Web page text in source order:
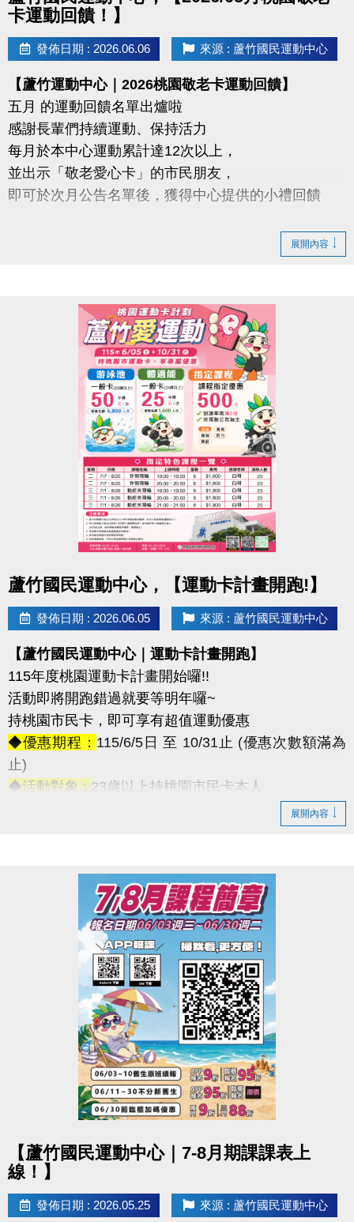
#KiiiKiii－I Do Me（或依實際課程曲目調整）
◆注意事項
1.請穿著運動服裝及乾淨運動鞋，並攜帶水壺、毛
巾。
2.因個人因素無法參與者，恕不退費。
3.欲轉班者請至櫃檯辦理，每人限辦理乙次。
4.場館內禁止飲食（飲用水及運動飲料除外）。
5.主辦單位保有課程調整、延期及最終解釋權。
6.如有未盡事宜，依現場公告為準。
https://www.lzsports.com.tw/zh_TW/news/pageID/1/
-FB : 桃園市蘆竹國民運動中心
-IG : @luzhusports
卡運動回饋！】
發佈日期 : 2026.06.06 來源 : 蘆竹國民運動中心
【蘆竹運動中心｜2026桃園敬老卡運動回饋】
五月 的運動回饋名單出爐啦
感謝長輩們持續運動、保持活力
每月於本中心運動累計達12次以上，
並出示「敬老愛心卡」的市民朋友，
即可於次月公告名單後，獲得中心提供的小禮回饋
請於115年6/5日後 攜帶敬老愛心卡至本中心領取
◆ 需本人親自前來領取
◆ 不可委託他人代領
持續運動不僅讓身體更健康，
還能感受滿滿的鼓勵與心意
-洽詢專線：03-2639066 #112
-官網 :
https://www.lzsports.com.tw/zh_TW/news/pageID/1/
-FB : 桃園市蘆竹國民運動中心
-IG : @luzhusports
展開內容
蘆竹國民運動中心，【運動卡計畫開跑!】
發佈日期 : 2026.06.05 來源 : 蘆竹國民運動中心
【蘆竹國民運動中心｜運動卡計畫開跑】
115年度桃園運動卡計畫開始囉!!
活動即將開跑錯過就要等明年囉~
持桃園市民卡，即可享有超值運動優惠
◆優惠期程：115/6/5日 至 10/31止 (優惠次數額滿為
止)
◆活動對象 :23歲以上持桃園市民卡本人
→ 優惠次數僅4,800人次，額滿為止
◆體適能: 半價$25/時 ◆第二小時開始恢復原價
→ 優惠次數僅1,600人次，額滿為止
【特色課程優惠】
每 5 堂為一期，只要當期到課時數達八成
結算即享 $500 元 學費折抵！
【適用課程類型】
◆飛輪課程 ◆肌力訓練
◆瑜珈課程 ◆有氧課程 ◆樂齡課程
（依中心公告課程為主）
【注意事項】
*各項設施優惠名額有限! 額滿為止喔
*使用優惠購票/訂位(限當日)恕無法退費&使用次數
展開內容
【蘆竹國民運動中心｜7-8月期課課表上
線！】
發佈日期 : 2026.05.25 來源 : 蘆竹國民運動中心